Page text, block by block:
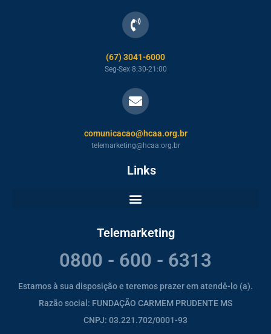
(67) 3041-6000
Seg-Sex 8:30-21:00
comunicacao@hcaa.org.br
telemarketing@hcaa.org.br
Links
Telemarketing
0800 - 600 - 6313
Estamos à sua disposição e teremos prazer em atendê-lo (a).
Razão social: FUNDAÇÃO CARMEM PRUDENTE MS
CNPJ: 03.221.702/0001-93